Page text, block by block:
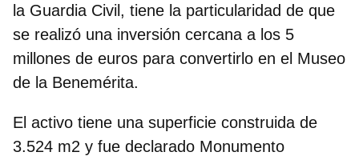
la Guardia Civil, tiene la particularidad de que
se realizó una inversión cercana a los 5
millones de euros para convertirlo en el Museo
de la Benemérita.
El activo tiene una superficie construida de
3.524 m2 y fue declarado Monumento